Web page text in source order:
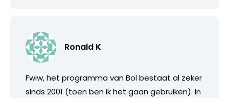
Ronald K
Fwiw, het programma van Bol bestaat al zeker
sinds 2001 (toen ben ik het gaan gebruiken). In